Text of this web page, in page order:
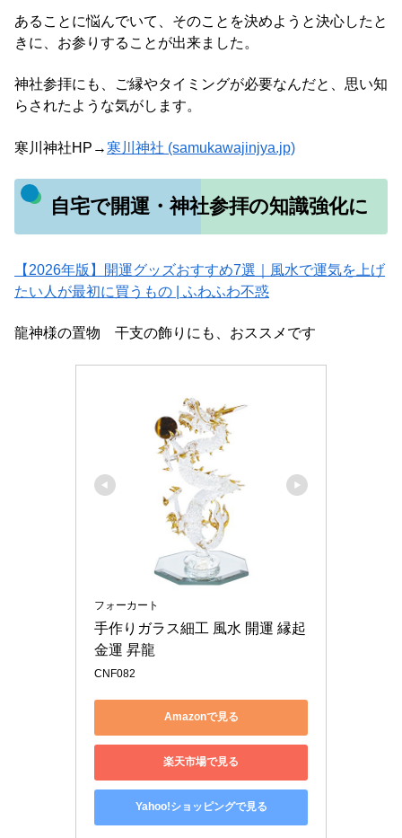
あることに悩んでいて、そのことを決めようと決心したと
きに、お参りすることが出来ました。
神社参拝にも、ご縁やタイミングが必要なんだと、思い知
らされたような気がします。
寒川神社HP→ 寒川神社 (samukawajinjya.jp)
自宅で開運・神社参拝の知識強化に
【2026年版】開運グッズおすすめ7選｜風水で運気を上げ
たい人が最初に買うもの | ふわふわ不惑
龍神様の置物 干支の飾りにも、おススメです
フォーカート
手作りガラス細工 風水 開運 縁起
金運 昇龍
CNF082
Amazonで見る
楽天市場で見る
Yahoo!ショッピングで見る